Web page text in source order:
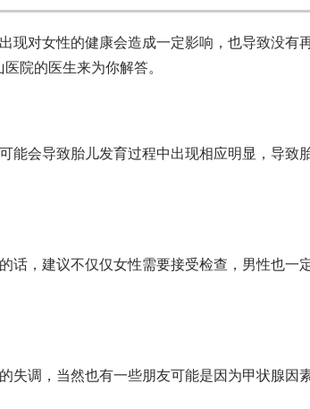
现对女性的健康会造成一定影响，也导致没有
院的医生来为你解答。
能会导致胎儿发育过程中出现相应明显，导致
话，建议不仅仅女性需要接受检查，男性也一
失调，当然也有一些朋友可能是因为甲状腺因